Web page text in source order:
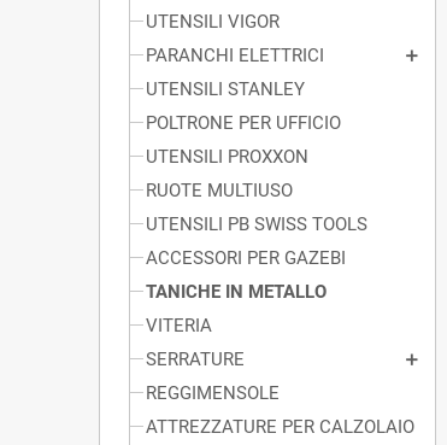
UTENSILI VIGOR
PARANCHI ELETTRICI
UTENSILI STANLEY
POLTRONE PER UFFICIO
UTENSILI PROXXON
RUOTE MULTIUSO
UTENSILI PB SWISS TOOLS
ACCESSORI PER GAZEBI
TANICHE IN METALLO
VITERIA
SERRATURE
REGGIMENSOLE
ATTREZZATURE PER CALZOLAIO